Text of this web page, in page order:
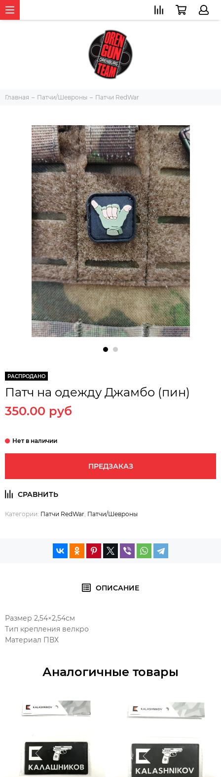
Главная Патчи/Шевроны Патчи RedWar
РАСПРОДАНО
Патч на одежду Джамбо (пин)
350.00 руб
ПРЕДЗАКАЗ
Категории: Патчи RedWar Патчи/Шевроны
ОПИСАНИЕ
Размер 2,54×2,54см
Тип крепления велкро
Материал ПВХ
Аналогичные товары